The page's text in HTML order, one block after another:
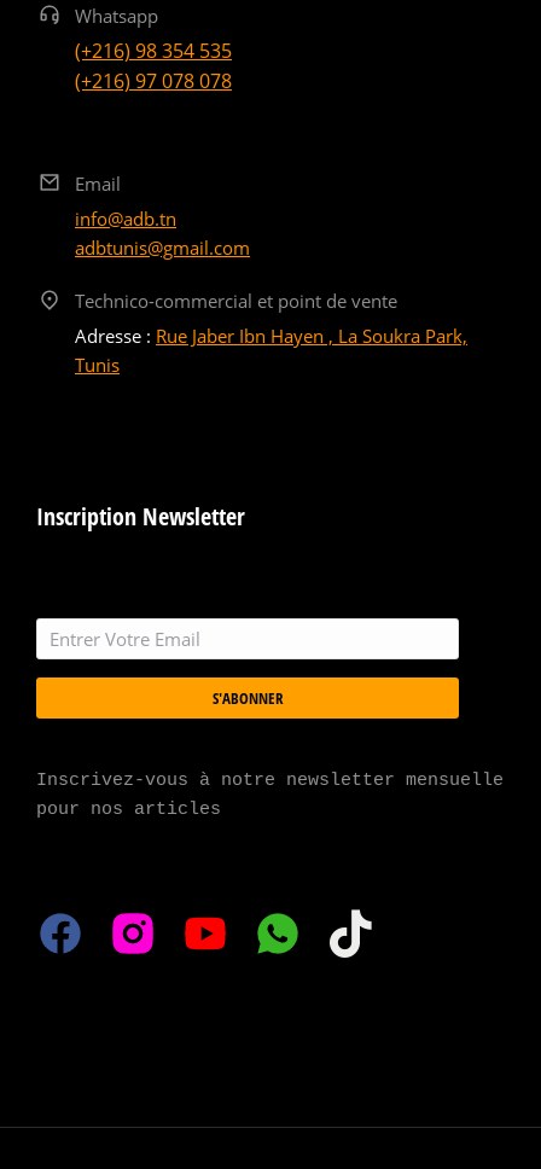
Whatsapp
(+216) 98 354 535
(+216) 97 078 078
Email
info@adb.tn
adbtunis@gmail.com
Technico-commercial et point de vente
Adresse : Rue Jaber Ibn Hayen , La Soukra Park,
Tunis
Inscription Newsletter
S'ABONNER
Inscrivez-vous à notre newsletter mensuelle
pour nos articles